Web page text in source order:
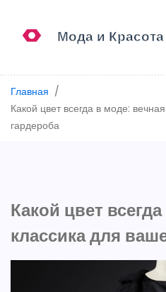
Главная
Какой цвет всегда в моде:
гардероба
Какой цвет
классика для